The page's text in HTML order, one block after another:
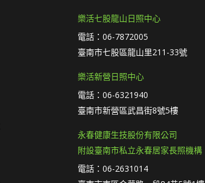
樂活七股龍山日照中心
電話：06-7872005
臺南市七股區龍山里211-33號
樂活新營日照中心
電話：06-6321940
臺南市新營區武昌街8號5樓
永春健康生技股份有限公司
附設臺南市私立永春居家長照機構
電話：06-2631014